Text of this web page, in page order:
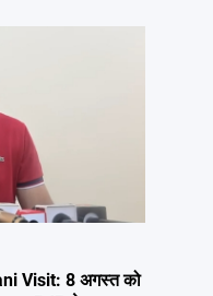
Visit: 8 अगस्त को